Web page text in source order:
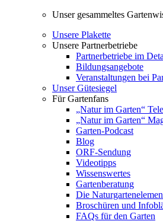
Unser gesammeltes
Unsere Plakette
Unsere Partnerbetriebe
Partnerbetriebe im
Bildungsangebote
Veranstaltungen bei
Unser Gütesiegel
Für Gartenfans
„Natur im Garten“
„Natur im Garten“
Garten-Podcast
Blog
ORF-Sendung
Videotipps
Wissenswertes
Gartenberatung
Die
Broschüren und
FAQs für den Garten